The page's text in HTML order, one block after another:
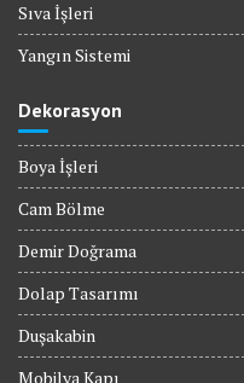
Sıva İşleri
Yangın Sistemi
Dekorasyon
Boya İşleri
Cam Bölme
Demir Doğrama
Dolap Tasarımı
Duşakabin
Mobilya Kapı